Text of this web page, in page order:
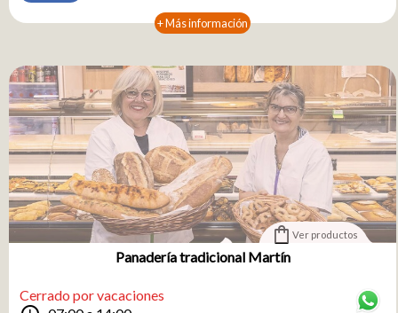
+ Más información
shopping_bag Ver productos
Panadería tradicional Martín
Cerrado por vacaciones